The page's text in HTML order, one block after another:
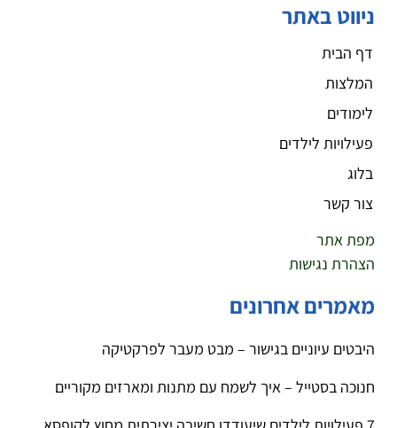
ניווט באתר
דף הבית
המלצות
לימודים
פעילויות לילדים
בלוג
צור קשר
מפת אתר
הצהרת נגישות
מאמרים אחרונים
היבטים עיוניים בגישור – מבט מעבר לפרקטיקה
חנוכה בסטייל – איך לשמח עם מתנות ומארזים מקוריים